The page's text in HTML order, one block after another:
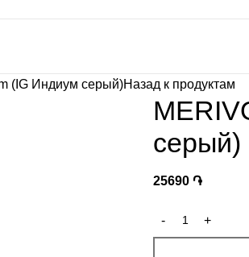
(IG Индиум серый)Назад к продуктам
серый)
25690 ֏